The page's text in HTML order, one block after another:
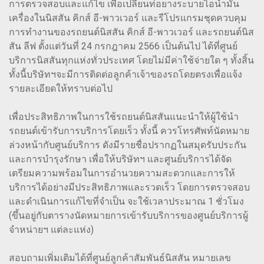
การตรวจสอบและแก้ไข เพื่อเปลี่ยนท่อยางระบายไอน้ำมัน
เครื่องในนิสสัน คิกส์ อี-พาวเวอร์ และรีโปรแกรมชุดควบคุม
การทำงานของรถยนต์นิสสัน คิกส์ อี-พาวเวอร์ และรถยนต์นิส
สัน ลีฟ ตั้งแต่วันที่ 24 กรกฎาคม 2566 เป็นต้นไป ได้ที่ศูนย์
บริการนิสสันทุกแห่งทั่วประเทศ โดยไม่มีค่าใช้จ่ายใด ๆ ทั้งสิ้น
ทั้งนี้บริษัทฯจะมีการติดต่อลูกค้าเจ้าของรถโดยตรงเพื่อแจ้ง
รายละเอียดให้ทราบต่อไป
เพื่อประสิทธิภาพในการใช้รถยนต์นิสสันแนะนำให้ผู้ใช้นำ
รถยนต์เข้ารับการบริการโดยเร็ว ทั้งนี้ ควรโทรศัพท์นัดหมาย
ล่วงหน้ากับศูนย์บริการ ดังมีรายชื่อปรากฏในสมุดรับประกัน
และการบำรุงรักษา เพื่อให้บริษัทฯ และศูนย์บริการได้จัด
เตรียมความพร้อมในการอำนวยความสะดวกและการให้
บริการได้อย่างมีประสิทธิภาพและรวดเร็ว โดยการตรวจสอบ
และดำเนินการแก้ไขที่จำเป็น จะใช้เวลาประมาณ 1 ชั่วโมง
(ขึ้นอยู่กับตารางนัดหมายการเข้ารับบริการของศูนย์บริการผู้
จำหน่ายฯ แต่ละแห่ง)
สอบถามเพิ่มเติมได้ที่ศูนย์ลูกค้าสัมพันธ์นิสสัน หมายเลข